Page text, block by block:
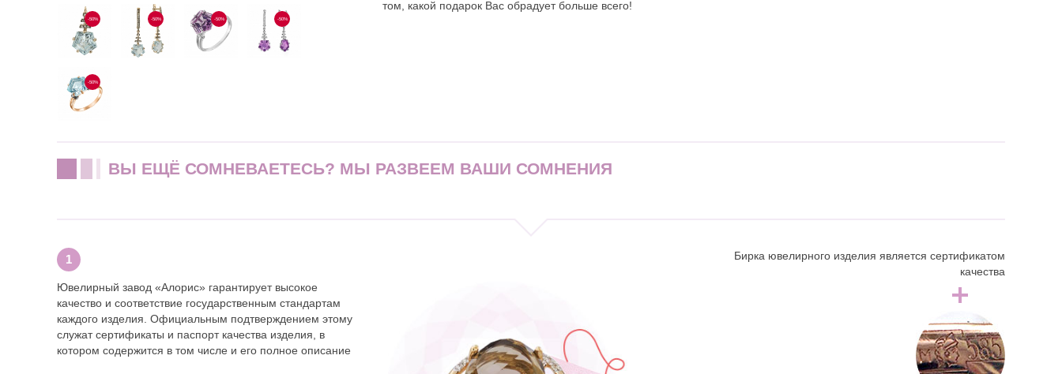
-50% -50% -50% -50%
-50%
том, какой подарок Вас обрадует больше всего!
ВЫ ЕЩЁ СОМНЕВАЕТЕСЬ? МЫ РАЗВЕЕМ ВАШИ СОМНЕНИЯ
Ювелирный завод «Алорис» гарантирует высокое
качество и соответствие государственным стандартам
каждого изделия. Официальным подтверждением этому
служат сертификаты и паспорт качества изделия, в
котором содержится в том числе и его полное описание
Бирка ювелирного изделия является сертификатом
качества